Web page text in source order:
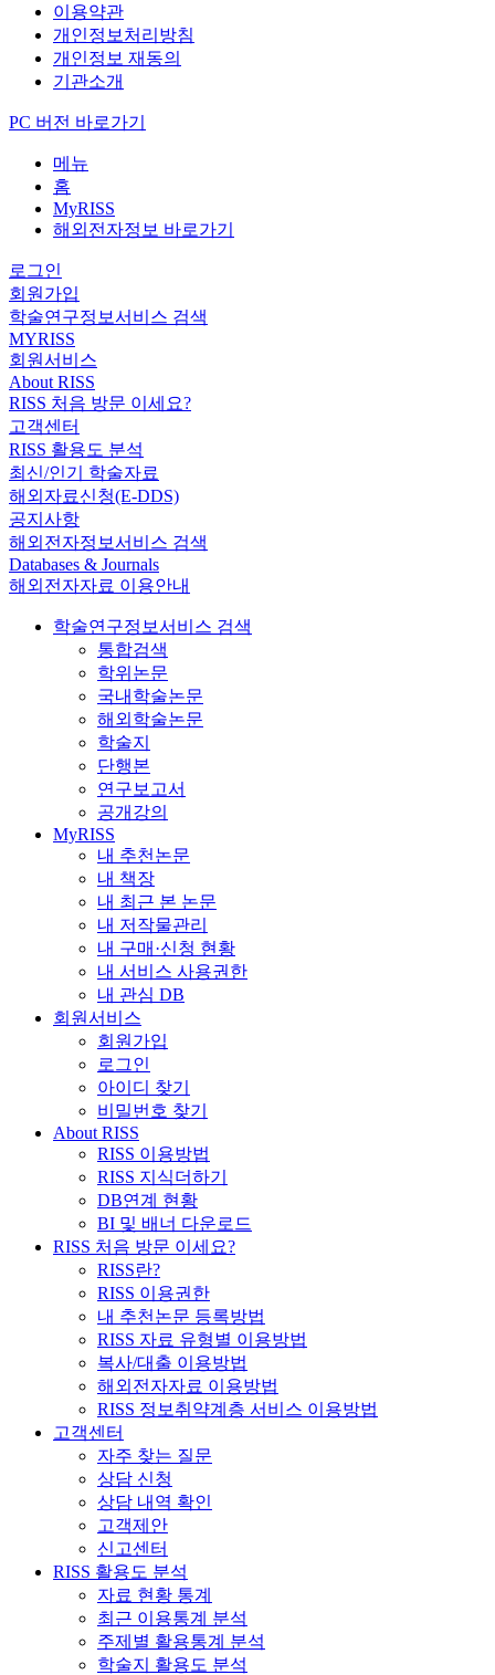
이용약관
개인정보처리방침
개인정보 재동의
기관소개
PC 버전 바로가기
메뉴
홈
MyRISS
해외전자정보 바로가기
로그인
회원가입
학술연구정보서비스 검색
MYRISS
회원서비스
About RISS
RISS 처음 방문 이세요?
고객센터
RISS 활용도 분석
최신/인기 학술자료
해외자료신청(E-DDS)
공지사항
해외전자정보서비스 검색
Databases & Journals
해외전자자료 이용안내
학술연구정보서비스 검색
통합검색
학위논문
국내학술논문
해외학술논문
학술지
단행본
연구보고서
공개강의
MyRISS
내 추천논문
내 책장
내 최근 본 논문
내 저작물관리
내 구매·신청 현황
내 서비스 사용권한
내 관심 DB
회원서비스
회원가입
로그인
아이디 찾기
비밀번호 찾기
About RISS
RISS 이용방법
RISS 지식더하기
DB연계 현황
BI 및 배너 다운로드
RISS 처음 방문 이세요?
RISS란?
RISS 이용권한
내 추천논문 등록방법
RISS 자료 유형별 이용방법
복사/대출 이용방법
해외전자자료 이용방법
RISS 정보취약계층 서비스 이용방법
고객센터
자주 찾는 질문
상담 신청
상담 내역 확인
고객제안
신고센터
RISS 활용도 분석
자료 현황 통계
최근 이용통계 분석
주제별 활용통계 분석
학술지 활용도 분석